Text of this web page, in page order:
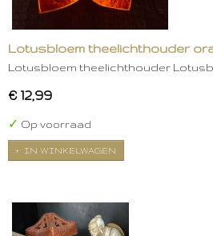
Lotusbloem theelichthouder
Lotusbloem theelichthouder
€ 12,99
✓ Op voorraad
IN WINKELWAGEN